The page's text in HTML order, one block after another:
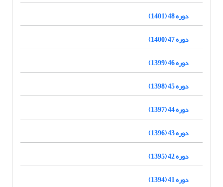
دوره 48 (1401)
دوره 47 (1400)
دوره 46 (1399)
دوره 45 (1398)
دوره 44 (1397)
دوره 43 (1396)
دوره 42 (1395)
دوره 41 (1394)